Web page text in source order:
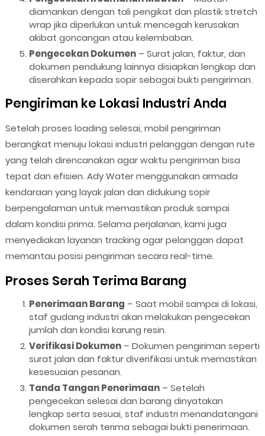
diamankan dengan tali pengikat dan plastik stretch
wrap jika diperlukan untuk mencegah kerusakan
akibat goncangan atau kelembaban.
Pengecekan Dokumen– Surat jalan, faktur, dan
dokumen pendukung lainnya disiapkan lengkap dan
diserahkan kepada sopir sebagai bukti pengiriman.
Pengiriman ke Lokasi Industri Anda
Setelah proses loading selesai, mobil pengiriman
berangkat menuju lokasi industri pelanggan dengan rute
yang telah direncanakan agar waktu pengiriman bisa
tepat dan efisien. Ady Water menggunakan armada
kendaraan yang layak jalan dan didukung sopir
berpengalaman untuk memastikan produk sampai
dalam kondisi prima. Selama perjalanan, kami juga
menyediakan layanan tracking agar pelanggan dapat
memantau posisi pengiriman secara real-time.
Proses Serah Terima Barang
Penerimaan Barang – Saat mobil sampai di lokasi,
staf gudang industri akan melakukan pengecekan
jumlah dan kondisi karung resin.
Verifikasi Dokumen– Dokumen pengiriman seperti
surat jalan dan faktur diverifikasi untuk memastikan
kesesuaian pesanan.
Tanda Tangan Penerimaan– Setelah
pengecekan selesai dan barang dinyatakan
lengkap serta sesuai, staf industri menandatangani
dokumen serah terima sebagai bukti penerimaan.